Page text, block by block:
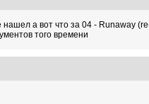
а вот что за 04 - Runaway
того времени